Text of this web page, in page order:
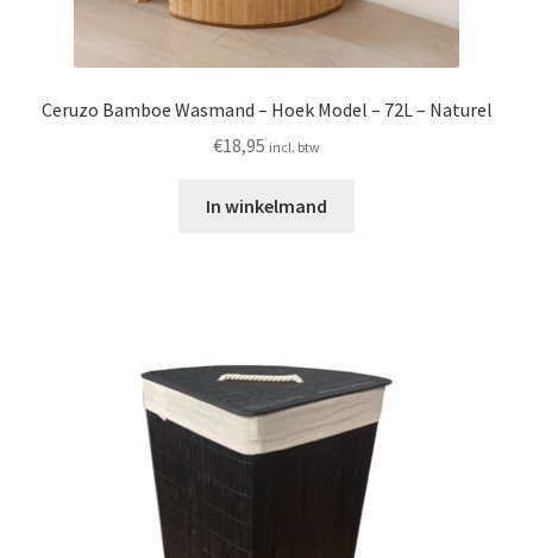
Ceruzo Bamboe Wasmand – Hoek Model – 72L – Naturel
€18,95 incl. btw
In winkelmand